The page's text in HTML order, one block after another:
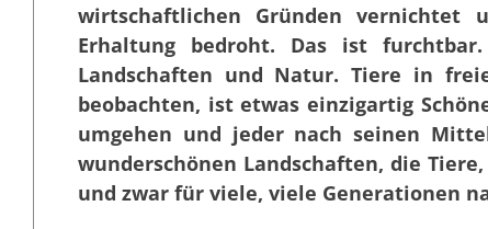
wirtschaftlichen Gründen
Erhaltung bedroht. Das ist
Landschaften und Natur. Tiere in
beobachten, ist etwas einzigartig
umgehen und jeder nach seinen
wunderschönen Landschaften, die
und zwar für viele, viele Generationen